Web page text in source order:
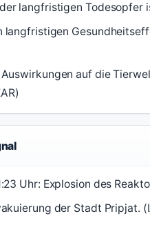
langfristigen Todesopfer
langfristigen
auf die
Uhr: Explosion des
der Stadt Pripjat.